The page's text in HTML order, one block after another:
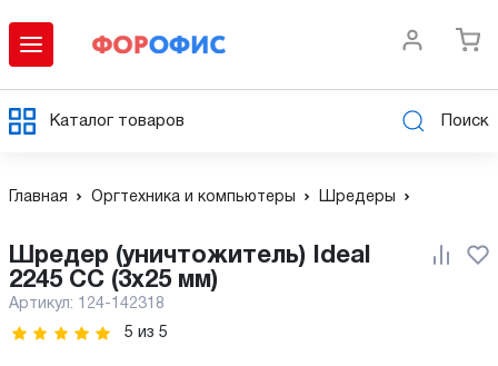
Каталог товаров Поиск
Главная Оргтехника и компьютеры Шредеры
Шредер (уничтожитель) Ideal
2245 CC (3х25 мм)
Артикул: 124-142318
5 из 5